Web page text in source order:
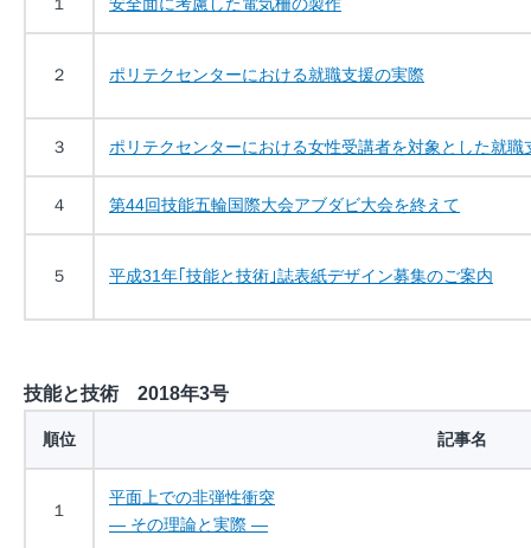
２ ポリテクセンターにおける就職支援の実際
３ ポリテクセンターにおける女性受講者を対象とした就職
４ 第44回技能五輪国際大会アブダビ大会を終えて
５ 平成31年｢技能と技術｣誌表紙デザイン募集のご案内
技能と技術 2018年3号
順位 記事名
１
平面上での非弾性衝突
― その理論と実際 ―